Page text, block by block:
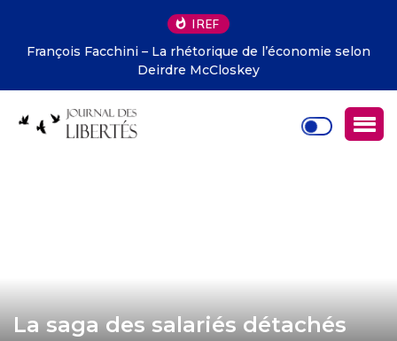
IREF
François Facchini – La rhétorique de l’économie selon
Deirdre McCloskey
La saga des salariés détachés